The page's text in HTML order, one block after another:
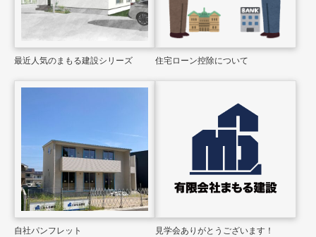
最近人気のまもる建設シリーズ 住宅ローン控除について
自社パンフレット 見学会ありがとうございます！